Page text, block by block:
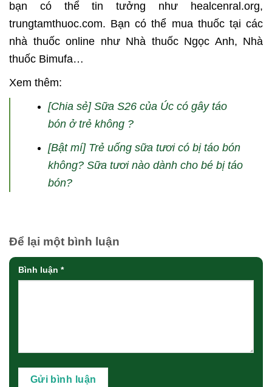
bạn có thể tin tưởng như healcenral.org,
trungtamthuoc.com. Bạn có thể mua thuốc tại các
nhà thuốc online như Nhà thuốc Ngọc Anh, Nhà
thuốc Bimufa…
Xem thêm:
[Chia sẻ] Sữa S26 của Úc có gây táo
bón ở trẻ không ?
[Bật mí] Trẻ uống sữa tươi có bị táo bón
không? Sữa tươi nào dành cho bé bị táo
bón?
Để lại một bình luận
Bình luận *